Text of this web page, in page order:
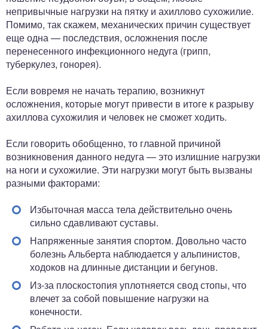
непривычные нагрузки на пятку и ахиллово сухожилие.
Помимо, так скажем, механических причин существует
еще одна — последствия, осложнения после
перенесенного инфекционного недуга (грипп,
туберкулез, гонорея).
Если вовремя не начать терапию, возникнут
осложнения, которые могут привести в итоге к разрыву
ахиллова сухожилия и человек не сможет ходить.
Если говорить обобщенно, то главной причиной
возникновения данного недуга — это излишние нагрузки
на ноги и сухожилие. Эти нагрузки могут быть вызваны
разными факторами:
Избыточная масса тела действительно очень
сильно сдавливают суставы.
Напряженные занятия спортом. Довольно часто
болезнь Альберта наблюдается у альпинистов,
ходоков на длинные дистанции и бегунов.
Из-за плоскостопия уплотняется свод стопы, что
влечет за собой повышение нагрузки на
конечности.